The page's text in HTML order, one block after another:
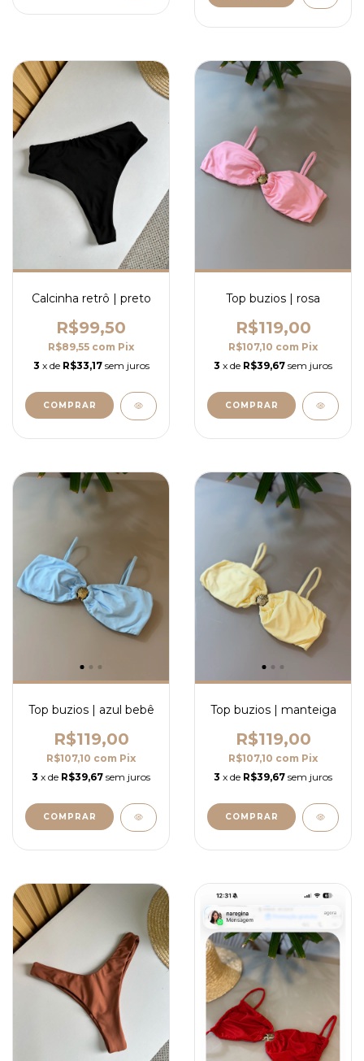
Calcinha retrô | preto
R$99,50
R$89,55 com Pix
3 x de R$33,17 sem juros
COMPRAR
Top buzios | rosa
R$119,00
R$107,10 com Pix
3 x de R$39,67 sem juros
COMPRAR
Top buzios | azul bebê
R$119,00
R$107,10 com Pix
3 x de R$39,67 sem juros
COMPRAR
Top buzios | manteiga
R$119,00
R$107,10 com Pix
3 x de R$39,67 sem juros
COMPRAR